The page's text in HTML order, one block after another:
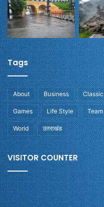
Tags
About Business Classic
Games Life Style Team
World उतराखंड
VISITOR COUNTER